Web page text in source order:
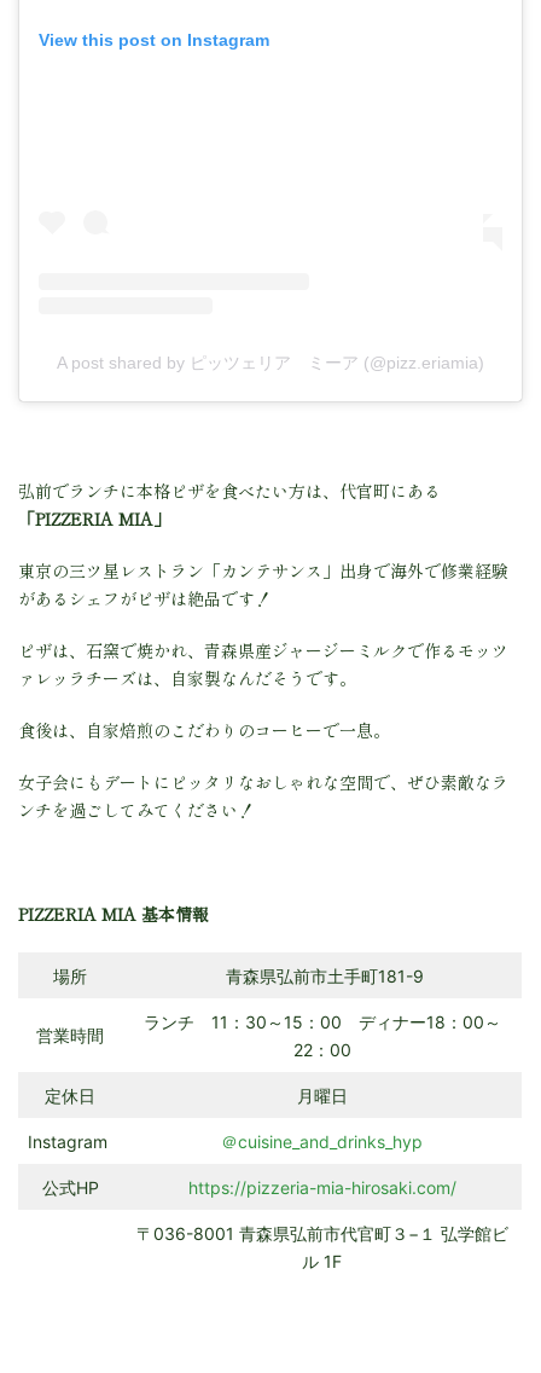
View this post on Instagram
A post shared by ピッツェリア ミーア (@pizz.eriamia)
弘前でランチに本格ピザを食べたい方は、代官町にある
「PIZZERIA MIA」
東京の三ツ星レストラン「カンテサンス」出身で海外で修業経験
があるシェフがピザは絶品です！
ピザは、石窯で焼かれ、青森県産ジャージーミルクで作るモッツ
ァレッラチーズは、自家製なんだそうです。
食後は、自家焙煎のこだわりのコーヒーで一息。
女子会にもデートにピッタリなおしゃれな空間で、ぜひ素敵なラ
ンチを過ごしてみてください！
PIZZERIA MIA 基本情報
場所 青森県弘前市土手町181-9
営業時間
ランチ 11：30～15：00 ディナー18：00～
22：00
定休日 月曜日
Instagram ＠cuisine_and_drinks_hyp
公式HP https://pizzeria-mia-hirosaki.com/
〒036-8001 青森県弘前市代官町３−１ 弘学館ビ
ル 1F